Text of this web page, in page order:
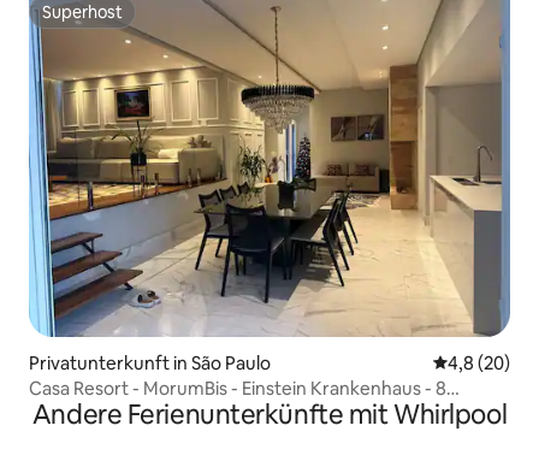
Superhost
Superhost
Privatunterkunft in São Paulo
4,8 (20)
Casa Resort - MorumBis - Einstein Krankenhaus - 8
Personen
Andere Ferienunterkünfte mit Whirlpool